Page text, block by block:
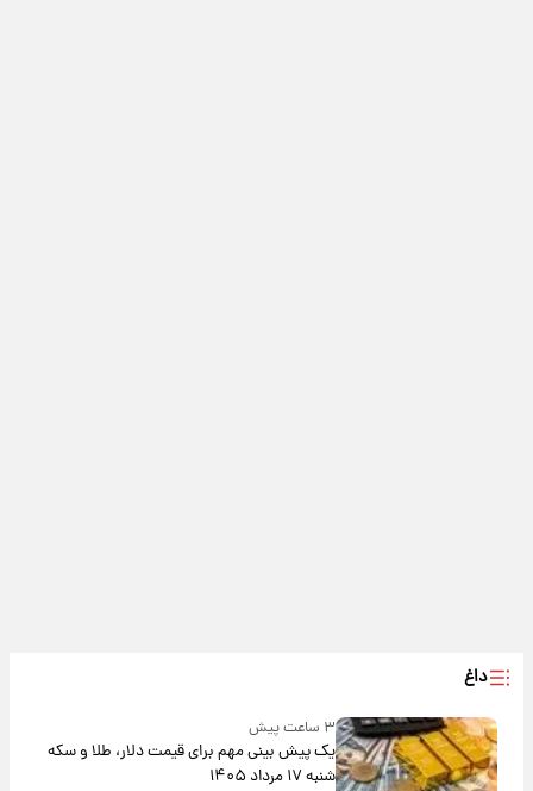
داغ
۳ ساعت پیش
یک پیش ‌بینی مهم برای قیمت دلار، طلا و سکه
شنبه ۱۷ مرداد ۱۴۰۵